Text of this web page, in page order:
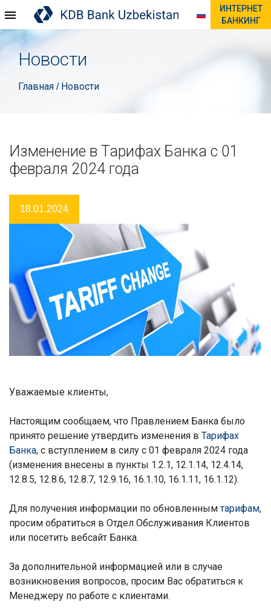
ИНТЕРНЕТ
БАНКИНГ
Новости
Главная / Новости
Изменение в Тарифах Банка с 01
февраля 2024 года
18.01.2024
Уважаемые клиенты,
Настоящим сообщаем, что Правлением Банка было
принято решение утвердить изменения в Тарифах
Банка, с вступлением в силу с 01 февраля 2024 года
(изменения внесены в пункты 1.2.1, 12.1.14, 12.4.14,
12.8.5, 12.8.6, 12.8.7, 12.9.16, 16.1.10, 16.1.11, 16.1.12).
Для получения информации по обновленнымтарифам,
просим обратиться в Отдел Обслуживания Клиентов
или посетить вебсайт Банка.
За дополнительной информацией или в случае
возникновения вопросов, просим Вас обратиться к
Менеджеру по работе с клиентами.